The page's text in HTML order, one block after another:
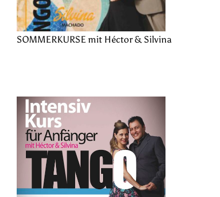
SOMMERKURSE mit Héctor & Silvina